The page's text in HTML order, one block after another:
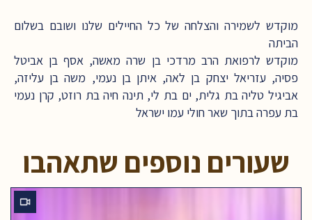
מוקדש לשמירה והצלחה של כל החיילים שלנו ושובם בשלום
הביתה
מוקדש לרפואת הרב מרדכי בן שרה מאשה, אסף בן אביטל
פסיה, עזריאל יצחק בן לאה, איתן בן נעמי, משה בן עליזה,
אביגיל טליה בת גלית, ים בת לי, תינה חיה בת רוזט, קרן נעמי
בת עפרה בתוך שאר חולי עמו ישראל
שעורים נוספים שתאהבו